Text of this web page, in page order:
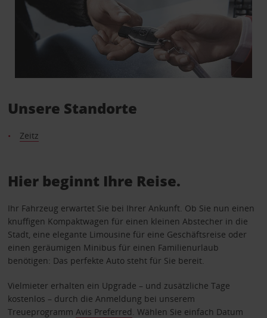
Unsere Standorte
Zeitz
Hier beginnt Ihre Reise.
Ihr Fahrzeug erwartet Sie bei Ihrer Ankunft. Ob Sie nun einen
knuffigen Kompaktwagen für einen kleinen Abstecher in die
Stadt, eine elegante Limousine für eine Geschäftsreise oder
einen geräumigen Minibus für einen Familienurlaub
benötigen: Das perfekte Auto steht für Sie bereit.
Vielmieter erhalten ein Upgrade – und zusätzliche Tage
kostenlos – durch die Anmeldung bei unserem
Treueprogramm Avis Preferred . Wählen Sie einfach Datum